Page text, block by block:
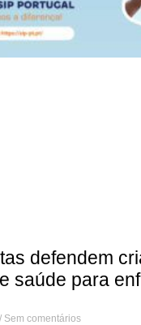
defendem
saúde para
Sem comentários